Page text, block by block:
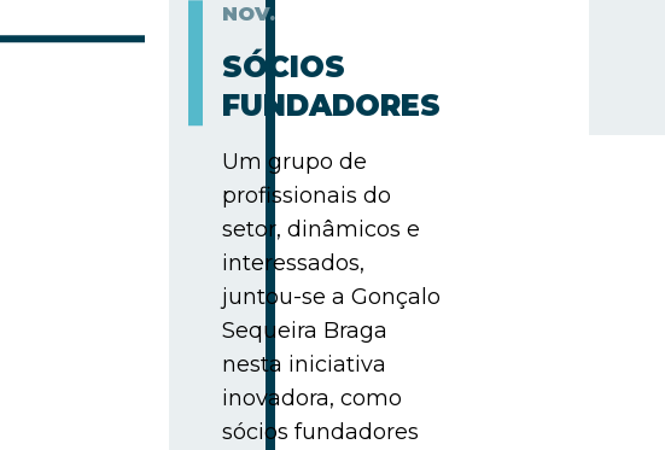
NOV.
SÓCIOS
FUNDADORES
Um grupo de
profissionais do
setor, dinâmicos e
interessados,
juntou-se a Gonçalo
Sequeira Braga
nesta iniciativa
inovadora, como
sócios fundadores